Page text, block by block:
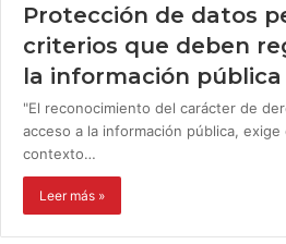
Protección de datos
criterios que deben
la información pública
"El reconocimiento del carácter de
acceso a la información pública,
contexto…
Leer más »